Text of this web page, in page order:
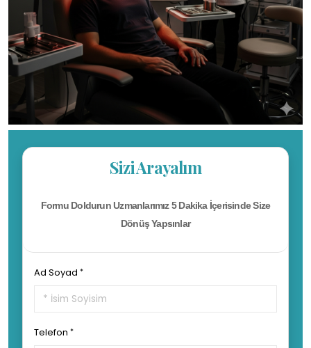
Sizi Arayalım
Formu Doldurun Uzmanlarımız 5 Dakika İçerisinde Size
Dönüş Yapsınlar
Ad Soyad
Telefon